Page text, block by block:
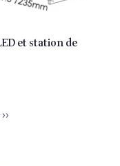
et station de
››